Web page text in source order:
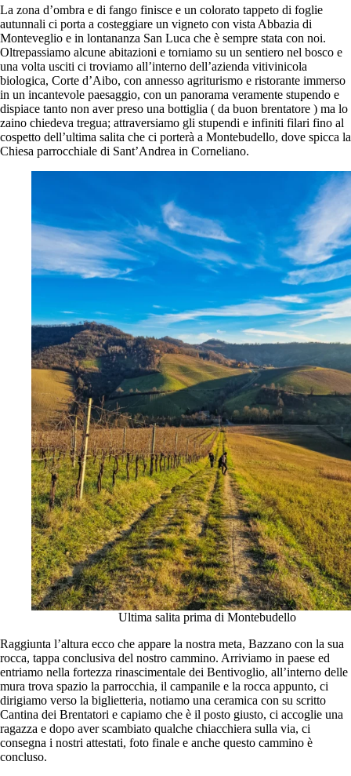
La zona d’ombra e di fango finisce e un colorato tappeto di foglie
autunnali ci porta a costeggiare un vigneto con vista Abbazia di
Monteveglio e in lontananza San Luca che è sempre stata con noi.
Oltrepassiamo alcune abitazioni e torniamo su un sentiero nel bosco e
una volta usciti ci troviamo all’interno dell’azienda vitivinicola
biologica, Corte d’Aibo, con annesso agriturismo e ristorante immerso
in un incantevole paesaggio, con un panorama veramente stupendo e
dispiace tanto non aver preso una bottiglia ( da buon brentatore ) ma lo
zaino chiedeva tregua; attraversiamo gli stupendi e infiniti filari fino al
cospetto dell’ultima salita che ci porterà a Montebudello, dove spicca la
Chiesa parrocchiale di Sant’Andrea in Corneliano.
Ultima salita prima di Montebudello
Raggiunta l’altura ecco che appare la nostra meta, Bazzano con la sua
rocca, tappa conclusiva del nostro cammino. Arriviamo in paese ed
entriamo nella fortezza rinascimentale dei Bentivoglio, all’interno delle
mura trova spazio la parrocchia, il campanile e la rocca appunto, ci
dirigiamo verso la biglietteria, notiamo una ceramica con su scritto
Cantina dei Brentatori e capiamo che è il posto giusto, ci accoglie una
ragazza e dopo aver scambiato qualche chiacchiera sulla via, ci
consegna i nostri attestati, foto finale e anche questo cammino è
concluso.